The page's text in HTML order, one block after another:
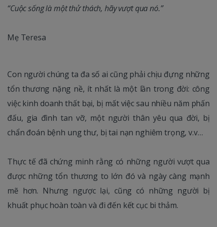
“Cuộc sống là một thử thách, hãy vượt qua nó.”
Mẹ Teresa
Con người chúng ta đa số ai cũng phải chịu đựng những
tổn thương nặng nề, ít nhất là một lần trong đời: công
việc kinh doanh thất bại, bị mất việc sau nhiều năm phấn
đấu, gia đình tan vỡ, một người thân yêu qua đời, bị
chẩn đoán bệnh ung thư, bị tai nạn nghiêm trọng, v.v…
Thực tế đã chứng minh rằng có những người vượt qua
được những tổn thương to lớn đó và ngày càng mạnh
mẽ hơn. Nhưng ngược lại, cũng có những người bị
khuất phục hoàn toàn và đi đến kết cục bi thảm.